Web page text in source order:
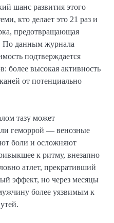
шанс развития этого
кто делает это 21 раз и
предотвращающая
По данным журнала
подтверждается
более высокая активность
от потенциально
тазу может
геморрой — венозные
боли и осложняют
к ритму, внезапно
атлет, прекративший
эффект, но через месяцы
более уязвимым к